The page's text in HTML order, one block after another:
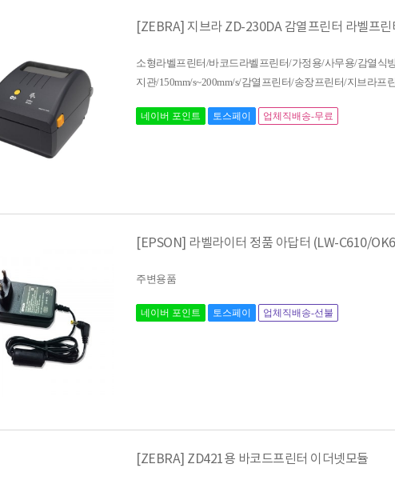
[ZEBRA] 지브라 ZD-230DA 감열프린터 라벨프
소형라벨프린터/바코드라벨프린터/가정용/사무용/감열식
지관/150mm/s~200mm/s/감열프린터/송장프린터/지브라프
네이버 포인트 토스페이 업체직배송-무료
[EPSON] 라벨라이터 정품 아답터 (LW-C610/
주변용품
네이버 포인트 토스페이 업체직배송-선불
[ZEBRA] ZD421용 바코드프린터 이더넷모듈